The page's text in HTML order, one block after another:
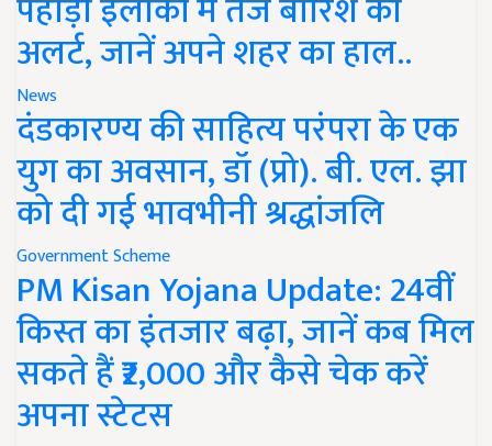
अलर्ट, जानें अपने शहर का हाल..
News
दंडकारण्य की साहित्य परंपरा के एक
युग का अवसान, डॉ (प्रो). बी. एल. झा
को दी गई भावभीनी श्रद्धांजलि
Government Scheme
PM Kisan Yojana Update: 24वीं
किस्त का इंतजार बढ़ा, जानें कब मिल
सकते हैं ₹2,000 और कैसे चेक करें
अपना स्टेटस